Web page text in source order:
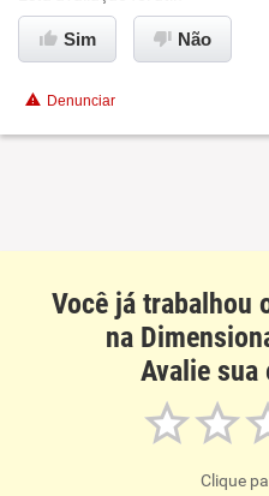
Ambiente de trabalho
Benefícios
Sim Não
Denunciar
Você já trabalhou
na
Avalie sua
Clique